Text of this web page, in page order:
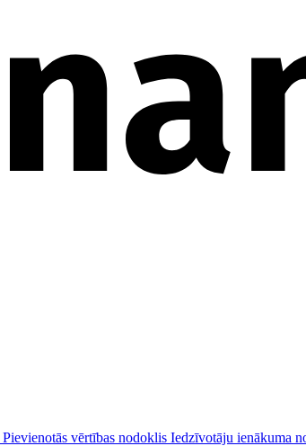
Pievienotās vērtības nodoklis Iedzīvotāju ienākuma